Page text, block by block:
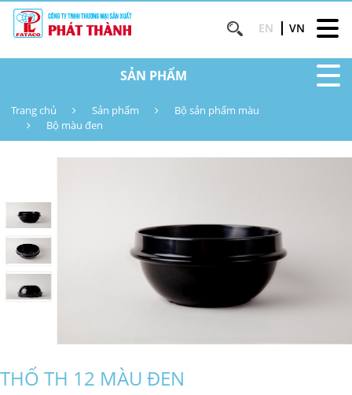
EN VN
SẢN PHẨM
Trang chủ Sản phẩm
Bộ sản phẩm màu
Bộ màu đen
THỐ TH 12 MÀU ĐEN